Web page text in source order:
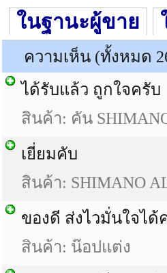
ในฐานะผู้ขาย
ความเห็น (ทั้งหมด
ได้รับแล้ว ถูกใจครับ
สินค้า: คัน
เยี่ยมคับ
สินค้า: SHIMANO
ของดี ส่งไวมั่นใจได้
สินค้า: น๊อปแต่ง